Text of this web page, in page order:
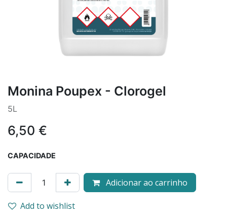
Monina Poupex - Clorogel
5L
6,50 €
CAPACIDADE
Adicionar ao carrinho
Add to wishlist